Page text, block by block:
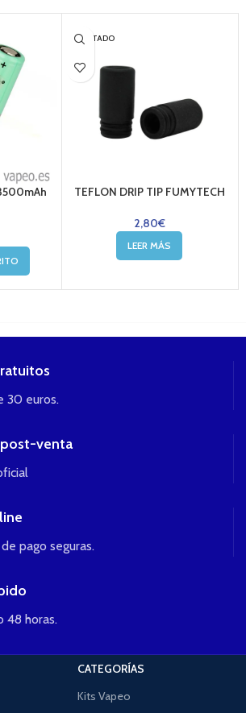
AGOTADO
TEFLON DRIP TIP FUMYTECH
2,80€
LEER MÁS
30 euros.
venta
pago seguras.
48 horas.
CATEGORÍAS
Kits Vapeo